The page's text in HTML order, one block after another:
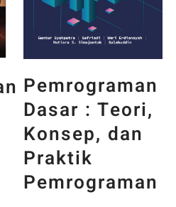
PANCASILA
DAN WAJAH
INDONESIA :